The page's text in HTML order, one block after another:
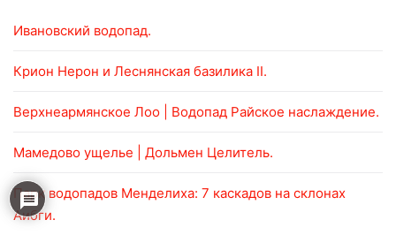
Ивановский водопад.
Крион Нерон и Леснянская базилика II.
Верхнеармянское Лоо | Водопад Райское наслаждение.
Мамедово ущелье | Дольмен Целитель.
Парк водопадов Менделиха: 7 каскадов на склонах
Аибги.